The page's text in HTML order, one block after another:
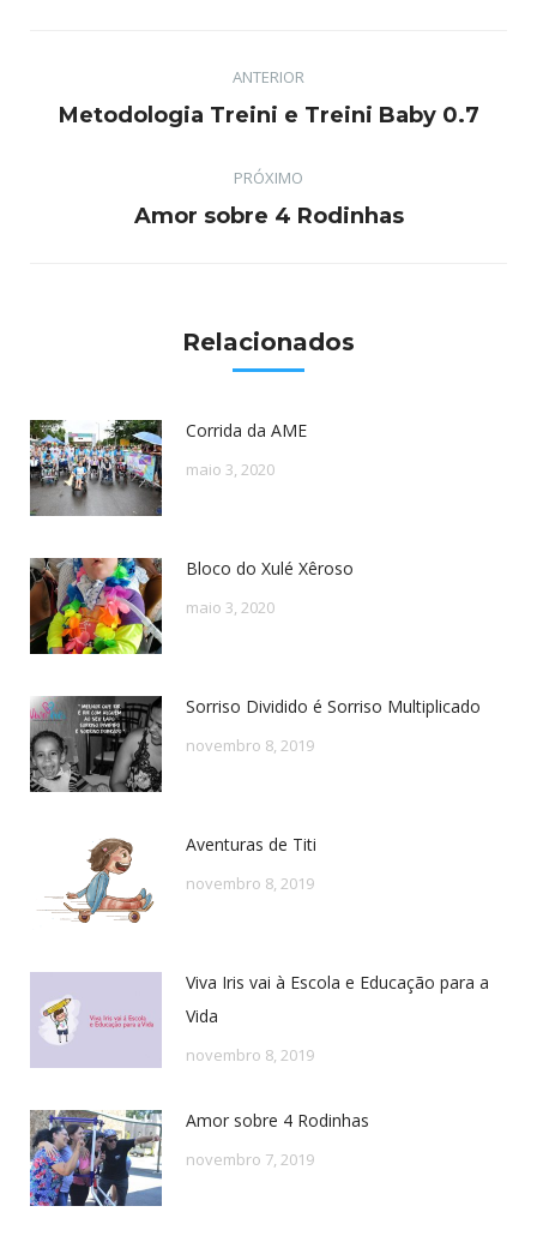
post:
ANTERIOR
Post
Metodologia Treini e Treini Baby 0.7
PRÓXIMO
Próximo
Amor sobre 4 Rodinhas
Relacionados
Corrida da AME
maio 3, 2020
Bloco do Xulé Xêroso
maio 3, 2020
Sorriso Dividido é Sorriso Multiplicado
novembro 8, 2019
Aventuras de Titi
novembro 8, 2019
Viva Iris vai à Escola e Educação para a
Vida
novembro 8, 2019
Amor sobre 4 Rodinhas
novembro 7, 2019